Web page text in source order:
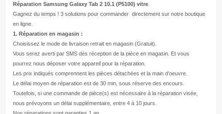
Réparation Samsung Galaxy Tab 2 10.1 (P5100) vitre
Gagnez du temps ! 3 solutions pour commander directement sur notre boutique
en ligne.
1. Réparation en magasin :
Choisissez le mode de livraison retrait en magasin (Gratuit).
Vous serez averti par SMS dès réception de la pièce en magasin. Et vous
pourrez nous déposer votre appareil pour la réparation.
Les prix indiqués comprennent les pièces détachées et la main d’oeuvre
Le délai moyen de réparation est de 30 min, sous réserve des encours.
Toutefois, si une commande de pièce(s) est nécessaire à la réparation visée,
nous prévoyons un délai supplémentaire, entre 4 à 10 jours.